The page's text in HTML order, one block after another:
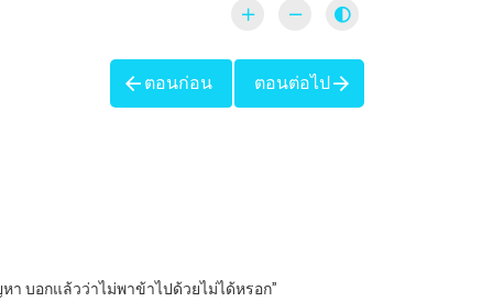
ตอนก่อน ตอนต่อไป
า บอกแล้วว่าไม่พาข้าไปด้วยไม่ได้หรอก”